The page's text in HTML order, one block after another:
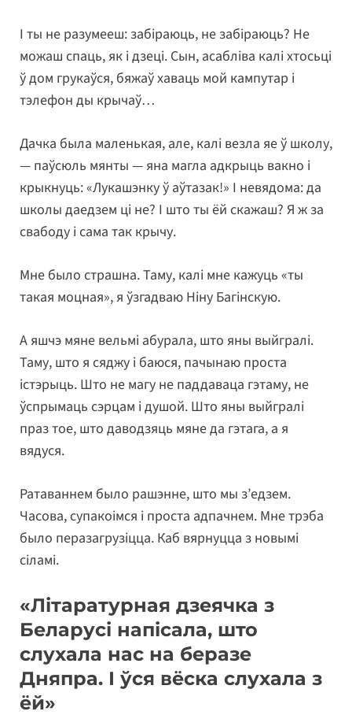
І ты не разумееш: забіраюць, не забіраюць? Не
можаш спаць, як і дзеці. Сын, асабліва калі хтосьці
ў дом грукаўся, бяжаў хаваць мой кампутар і
тэлефон ды крычаў…
Дачка была маленькая, але, калі везла яе ў школу,
— паўсюль мянты — яна магла адкрыць вакно і
крыкнуць: «Лукашэнку ў аўтазак!» І невядома: да
школы даедзем ці не? І што ты ёй скажаш? Я ж за
свабоду і сама так крычу.
Мне было страшна. Таму, калі мне кажуць «ты
такая моцная», я ўзгадваю Ніну Багінскую.
А яшчэ мяне вельмі абурала, што яны выйгралі.
Таму, што я сяджу і баюся, пачынаю проста
істэрыць. Што не магу не паддаваца гэтаму, не
ўспрымаць сэрцам і душой. Што яны выйгралі
праз тое, што даводзяць мяне да гэтага, а я
вядуся.
Ратаваннем было рашэнне, што мы з’едзем.
Часова, супакоімся і проста адпачнем. Мне трэба
было перазагрузіцца. Каб вярнуцца з новымі
сіламі.
«Літаратурная дзеячка з
Беларусі напісала, што
слухала нас на беразе
Дняпра. І ўся вёска слухала з
ёй»